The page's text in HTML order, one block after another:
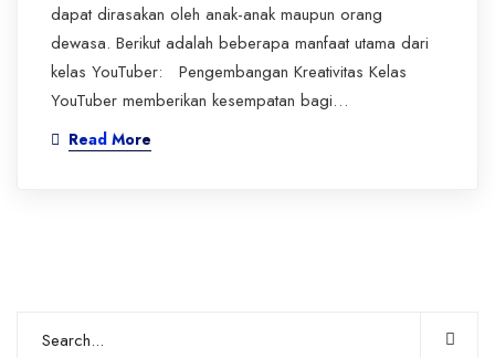
dapat dirasakan oleh anak-anak maupun orang
dewasa. Berikut adalah beberapa manfaat utama dari
kelas YouTuber: Pengembangan Kreativitas Kelas
YouTuber memberikan kesempatan bagi…
Read More